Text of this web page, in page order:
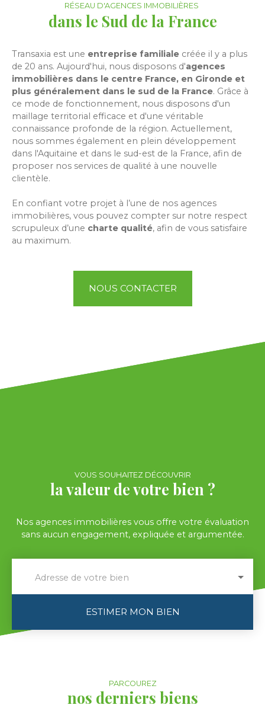
RÉSEAU D'AGENCES IMMOBILIÈRES
dans le Sud de la France
Transaxia est une entreprise familiale créée il y a plus
de 20 ans. Aujourd'hui, nous disposons d'agences
immobilières dans le centre France, en Gironde et
plus généralement dans le sud de la France. Grâce à
ce mode de fonctionnement, nous disposons d'un
maillage territorial efficace et d'une véritable
connaissance profonde de la région. Actuellement,
nous sommes également en plein développement
dans l'Aquitaine et dans le sud-est de la France, afin de
proposer nos services de qualité à une nouvelle
clientèle.
En confiant votre projet à l’une de nos agences
immobilières, vous pouvez compter sur notre respect
scrupuleux d’une charte qualité, afin de vous satisfaire
au maximum.
NOUS CONTACTER
VOUS SOUHAITEZ DÉCOUVRIR
la valeur de votre bien ?
Nos agences immobilières vous offre votre évaluation
sans aucun engagement, expliquée et argumentée.
Adresse de votre bien
ESTIMER MON BIEN
PARCOUREZ
nos derniers biens